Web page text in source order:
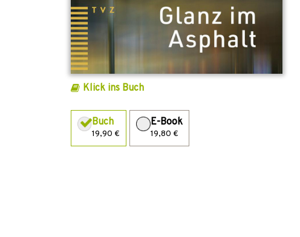
Klick ins Buch
Buch
19,90 €
E-Book
19,80 €